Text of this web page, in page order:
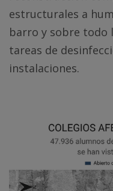
estructurales a
barro y sobre todo
tareas de
instalaciones.